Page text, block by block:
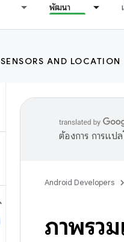
พัฒนา
SENSORS AND LOCATION
ต้องการ การแป
Android Developers
ภาพรว